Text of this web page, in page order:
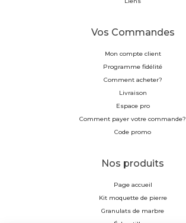
Vos Commandes
Mon compte client
Programme fidélité
Comment acheter?
Livraison
Espace pro
Comment payer votre commande?
Code promo
Nos produits
Page accueil
Kit moquette de pierre
Granulats de marbre